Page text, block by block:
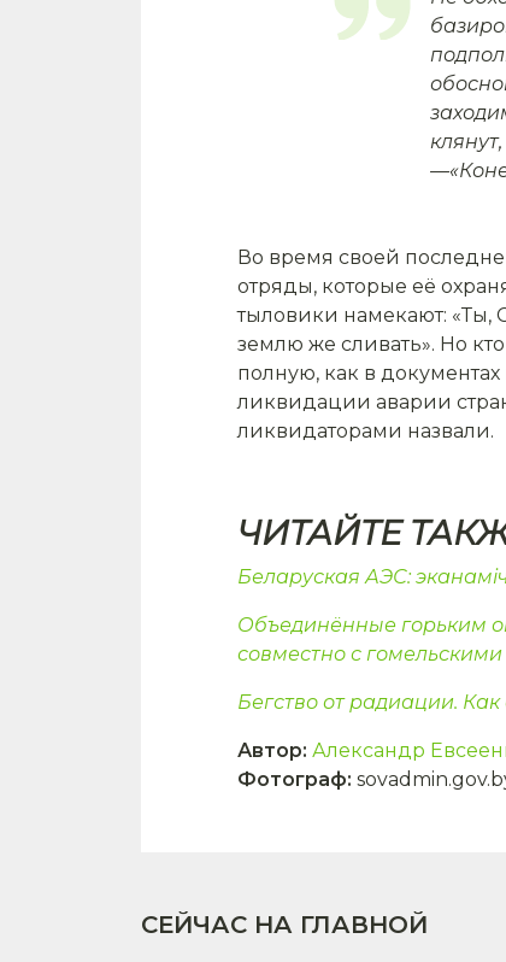
Во время своей
отряды, которые её
тыловики наме­кают: «Ты,
землю же сли­вать». Но
полную, как в
ликвидации аварии
ликвидаторами назвали.
ЧИТАЙТЕ
Беларуская АЭС:
Объединённые горьким
совместно с
Бегство от радиации.
Автор: Александр
Фотограф:
СЕЙЧАС НА ГЛАВНОЙ